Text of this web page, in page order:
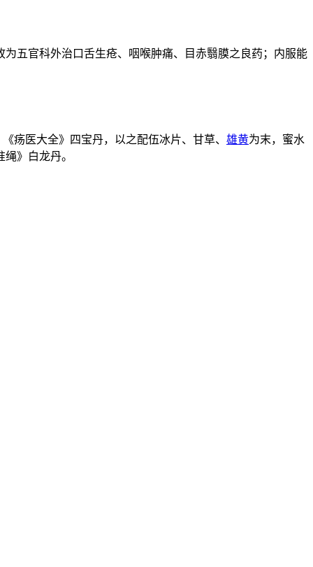
五官科外治口舌生疮、咽喉肿痛、目赤翳膜之良药；内服能
疡医大全》四宝丹，以之配伍冰片、甘草、 雄黄为末，蜜水
》白龙丹。